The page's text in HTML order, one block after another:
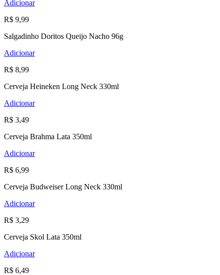
Adicionar
R$ 9,99
Salgadinho Doritos Queijo Nacho 96g
Adicionar
R$ 8,99
Cerveja Heineken Long Neck 330ml
Adicionar
R$ 3,49
Cerveja Brahma Lata 350ml
Adicionar
R$ 6,99
Cerveja Budweiser Long Neck 330ml
Adicionar
R$ 3,29
Cerveja Skol Lata 350ml
Adicionar
R$ 6,49